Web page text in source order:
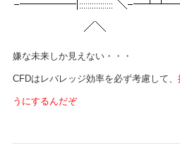
嫌な未来しか見えない・・・
CFDはレバレッジ効率を必ず考慮して、
うにするんだぞ